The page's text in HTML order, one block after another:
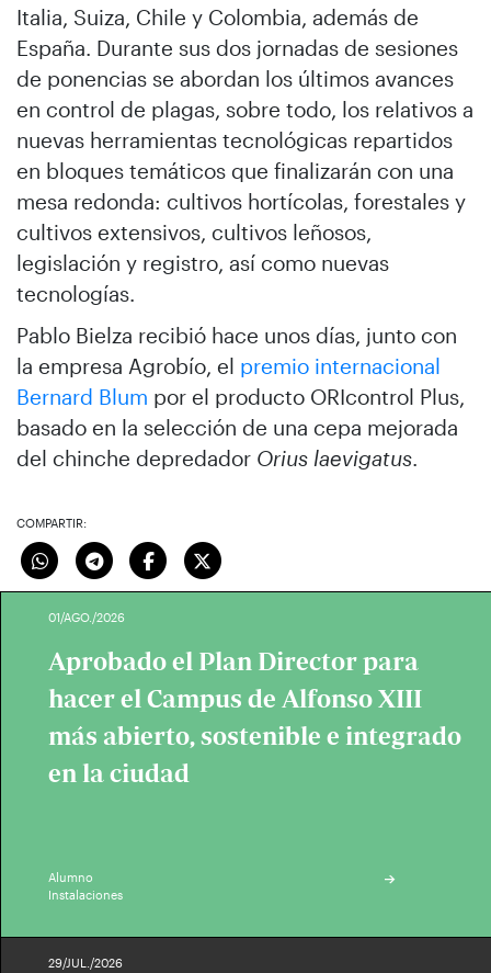
Italia, Suiza, Chile y Colombia, además de
España. Durante sus dos jornadas de sesiones
de ponencias se abordan los últimos avances
en control de plagas, sobre todo, los relativos a
nuevas herramientas tecnológicas repartidos
en bloques temáticos que finalizarán con una
mesa redonda: cultivos hortícolas, forestales y
cultivos extensivos, cultivos leñosos,
legislación y registro, así como nuevas
tecnologías.
Pablo Bielza recibió hace unos días, junto con
la empresa Agrobío, el premio internacional
Bernard Blum por el producto ORIcontrol Plus,
basado en la selección de una cepa mejorada
del chinche depredador Orius laevigatus.
COMPARTIR:
01/AGO./2026
Aprobado el Plan Director para
hacer el Campus de Alfonso XIII
más abierto, sostenible e integrado
en la ciudad
Alumno
Instalaciones
29/JUL./2026